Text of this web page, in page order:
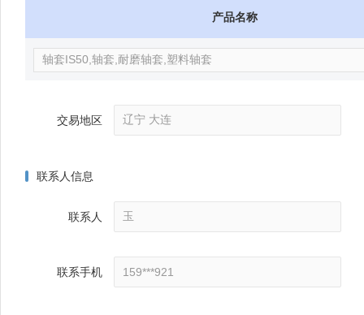
产品名称
交易地区
联系人信息
联系人
联系手机